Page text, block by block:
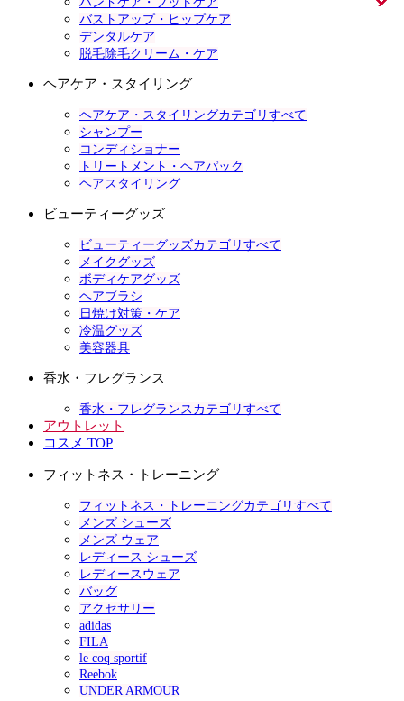
バストアップ・ヒップケア
デンタルケア
脱毛除毛クリーム・ケア
ヘアケア・スタイリング
ヘアケア・スタイリングカテゴリすべて
シャンプー
コンディショナー
トリートメント・ヘアパック
ヘアスタイリング
ビューティーグッズ
ビューティーグッズカテゴリすべて
メイクグッズ
ボディケアグッズ
ヘアブラシ
日焼け対策・ケア
冷温グッズ
美容器具
香水・フレグランス
香水・フレグランスカテゴリすべて
アウトレット
コスメ TOP
フィットネス・トレーニング
フィットネス・トレーニングカテゴリすべて
メンズ シューズ
メンズ ウェア
レディース シューズ
レディースウェア
バッグ
アクセサリー
adidas
FILA
le coq sportif
Reebok
UNDER ARMOUR